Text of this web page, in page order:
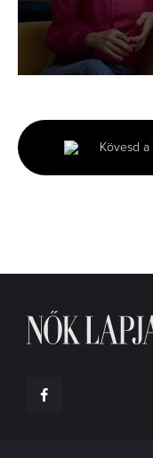
minutes,
44
seconds
Kövesd a